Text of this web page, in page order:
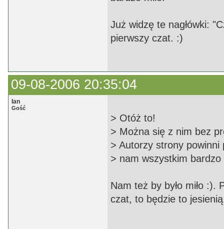
Już widzę te nagłówki:
pierwszy czat. :)
09-08-2006 20:35:04
Ian
Gość
> Otóż to!
> Można się z nim bez
> Autorzy strony powinni
> nam wszystkim bardzo
Nam też by było miło
czat, to będzie to